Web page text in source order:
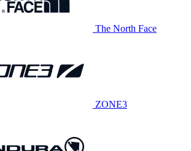
The North Face
ZONE3